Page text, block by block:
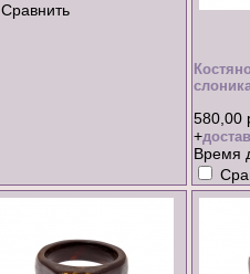
Сравнить
580,00
+
Время